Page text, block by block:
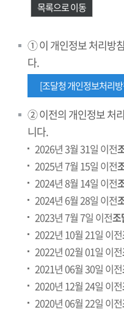
목록으로 이동
① 이 개인정보 처리방
다.
[조달청 개인정보처리
② 이전의 개인정보 처
니다.
2026년 3월 31일 이전
2025년 7월 15일 이전
2024년 8월 14일 이전
2024년 6월 28일 이전
2023년 7월 7일 이전조
2022년 10월 21일 이전
2022년 02월 01일 이전
2021년 06월 30일 이전
2020년 12월 24일 이전
2020년 06월 22일 이전